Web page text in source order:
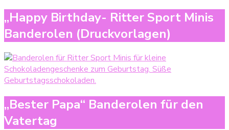
„Happy Birthday- Ritter Sport Minis
Banderolen (Druckvorlagen)
„Bester Papa“ Banderolen für den
Vatertag